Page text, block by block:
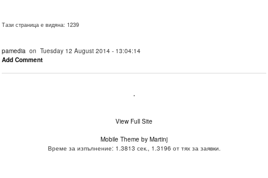
Тази страница е видяна: 1239
pamedia on Tuesday 12 August 2014 - 13:04:14
Add Comment
.
View Full Site
Mobile Theme by Martinj
Време за изпълнение: 1.3813 сек., 1.3196 от тях за заявки.